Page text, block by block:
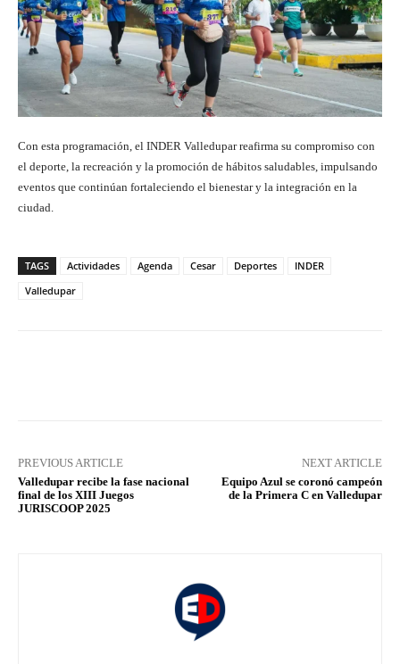
Con esta programación, el INDER Valledupar reafirma su compromiso con
el deporte, la recreación y la promoción de hábitos saludables, impulsando
eventos que continúan fortaleciendo el bienestar y la integración en la
ciudad.
TAGS Actividades Agenda Cesar Deportes
INDER
Valledupar
PREVIOUS ARTICLE
Valledupar recibe la fase nacional
final de los XIII Juegos
JURISCOOP 2025
NEXT ARTICLE
Equipo Azul se coronó campeón
de la Primera C en Valledupar